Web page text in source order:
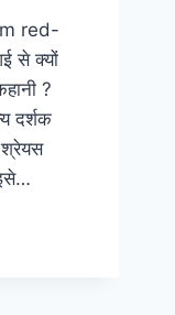
red-
से क्यों
?
दर्शक